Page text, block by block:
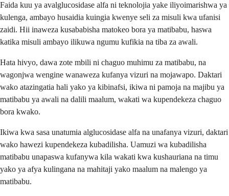
Faida kuu ya avalglucosidase alfa ni teknolojia yake iliyoimarishwa ya
kulenga, ambayo husaidia kuingia kwenye seli za misuli kwa ufanisi
zaidi. Hii inaweza kusababisha matokeo bora ya matibabu, haswa
katika misuli ambayo ilikuwa ngumu kufikia na tiba za awali.
Hata hivyo, dawa zote mbili ni chaguo muhimu za matibabu, na
wagonjwa wengine wanaweza kufanya vizuri na mojawapo. Daktari
wako atazingatia hali yako ya kibinafsi, ikiwa ni pamoja na majibu ya
matibabu ya awali na dalili maalum, wakati wa kupendekeza chaguo
bora kwako.
Ikiwa kwa sasa unatumia alglucosidase alfa na unafanya vizuri, daktari
wako hawezi kupendekeza kubadilisha. Uamuzi wa kubadilisha
matibabu unapaswa kufanywa kila wakati kwa kushauriana na timu
yako ya afya kulingana na mahitaji yako maalum na malengo ya
matibabu.